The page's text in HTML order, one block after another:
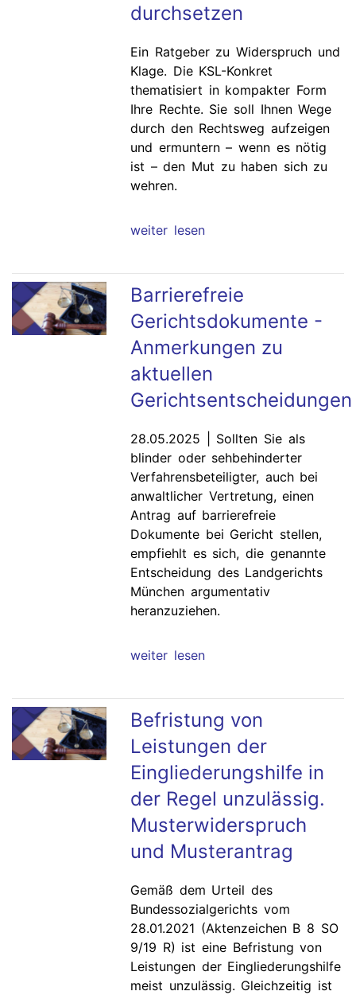
durchsetzen
Ein Ratgeber zu Widerspruch und
Klage. Die KSL-Konkret
thematisiert in kompakter Form
Ihre Rechte. Sie soll Ihnen Wege
durch den Rechtsweg aufzeigen
und ermuntern – wenn es nötig
ist – den Mut zu haben sich zu
wehren.
weiter lesen
Barrierefreie
Gerichtsdokumente -
Anmerkungen zu
aktuellen
Gerichtsentscheidungen
28.05.2025 | Sollten Sie als
blinder oder sehbehinderter
Verfahrensbeteiligter, auch bei
anwaltlicher Vertretung, einen
Antrag auf barrierefreie
Dokumente bei Gericht stellen,
empfiehlt es sich, die genannte
Entscheidung des Landgerichts
München argumentativ
heranzuziehen.
weiter lesen
Befristung von
Leistungen der
Eingliederungshilfe in
der Regel unzulässig.
Musterwiderspruch
und Musterantrag
Gemäß dem Urteil des
Bundessozialgerichts vom
28.01.2021 (Aktenzeichen B 8 SO
9/19 R) ist eine Befristung von
Leistungen der Eingliederungshilfe
meist unzulässig. Gleichzeitig ist